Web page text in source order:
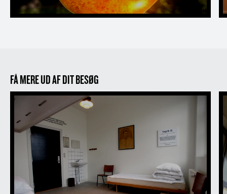
FÅ MERE UD AF DIT BESØG
Tilbring natten bag tremmer